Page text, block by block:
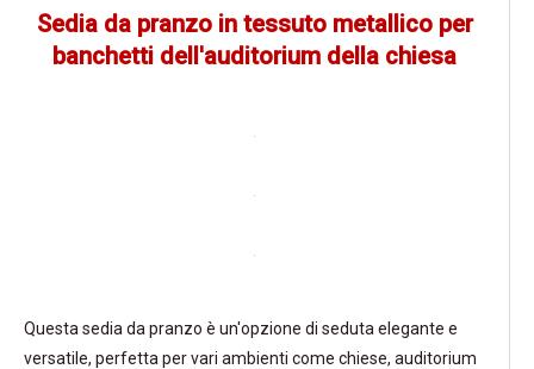
Sedia da pranzo in tessuto metallico per
banchetti dell'auditorium della chiesa
Questa sedia da pranzo è un'opzione di seduta elegante e
versatile, perfetta per vari ambienti come chiese, auditorium